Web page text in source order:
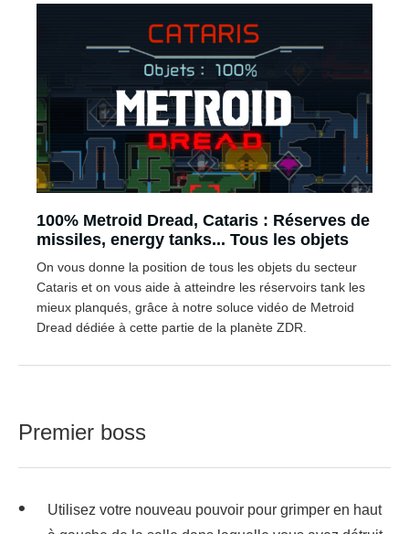
100% Metroid Dread, Cataris : Réserves de
missiles, energy tanks... Tous les objets
On vous donne la position de tous les objets du secteur
Cataris et on vous aide à atteindre les réservoirs tank les
mieux planqués, grâce à notre soluce vidéo de Metroid
Dread dédiée à cette partie de la planète ZDR.
Premier boss
Utilisez votre nouveau pouvoir pour grimper en haut